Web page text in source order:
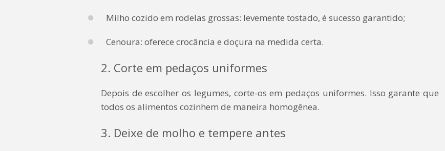
Milho cozido em rodelas grossas: levemente tostado, é sucesso garantido;
Cenoura: oferece crocância e doçura na medida certa.
2. Corte em pedaços uniformes
Depois de escolher os legumes, corte-os em pedaços uniformes. Isso garante que
todos os alimentos cozinhem de maneira homogênea.
3. Deixe de molho e tempere antes